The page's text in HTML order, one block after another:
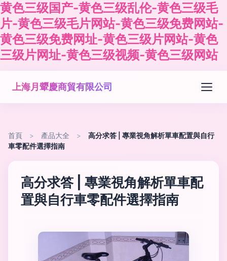
黄色三级国产-黄色三级乱伦-黄色三级毛
片-黄色三级毛片网站-黄色三级免费网站-
黄色三级免费网址-黄色三级片网站-黄色
三级片网址-黄色三级视频-黄色三级网站
上海月顰慶商貿有限公司
首頁 > 產品大全 >
高分求答 | 專業視角解析單車配置與自行
車零配件選擇指南
高分求答 | 專業視角解析單車配
置與自行車零配件選擇指南